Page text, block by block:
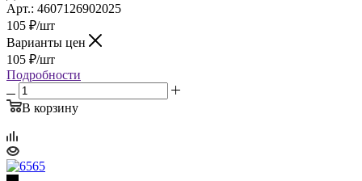
Арт.: 4607126902025
105 ₽/шт
Варианты цен
105 ₽/шт
Подробности
В корзину